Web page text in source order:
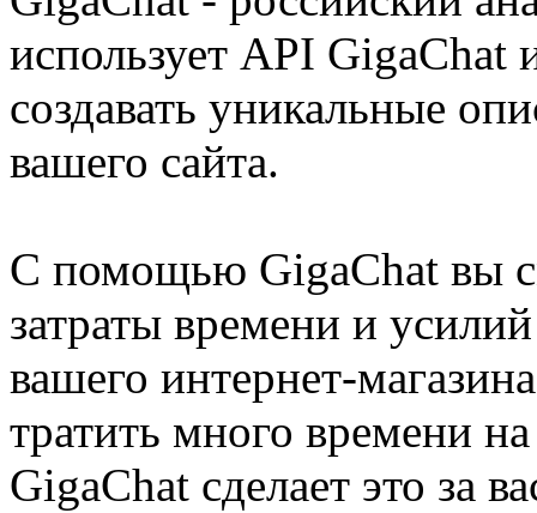
использует API GigaChat
создавать уникальные
вашего сайта.
С помощью GigaChat вы
затраты времени и
вашего интернет-
тратить много времени
GigaChat сделает это за